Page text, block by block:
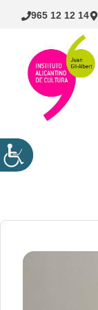
Saltar
965 12 12 14